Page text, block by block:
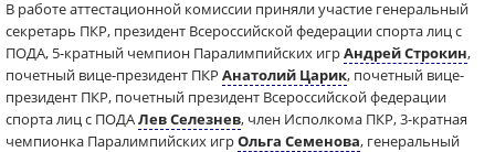
В работе аттестационной комиссии приняли участие генеральный
секретарь ПКР, президент Всероссийской федерации спорта лиц с
ПОДА, 5-кратный чемпион Паралимпийских игрАндрей Строкин,
почетный вице-президент ПКР Анатолий Царик, почетный вице-
президент ПКР, почетный президент Всероссийской федерации
спорта лиц с ПОДАЛев Селезнев, член Исполкома ПКР, 3-кратная
чемпионка Паралимпийских игрОльга Семенова, генеральный